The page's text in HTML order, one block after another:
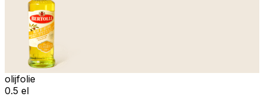
olijfolie
0.5 el